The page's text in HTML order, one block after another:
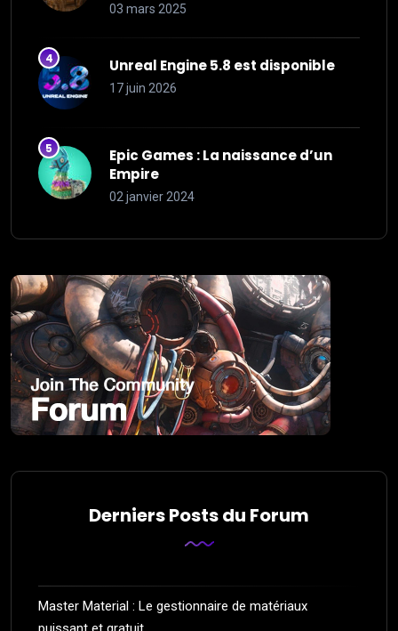
03 mars 2025
Unreal Engine 5.8 est disponible
17 juin 2026
Epic Games : La naissance d’un
Empire
02 janvier 2024
Derniers Posts du Forum
Master Material : Le gestionnaire de matériaux